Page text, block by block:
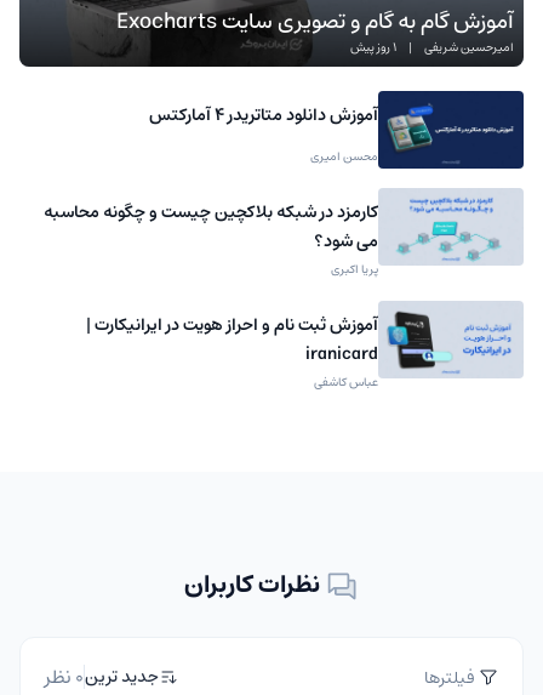
آموزش گام به گام و تصویری سایت Exocharts
امیرحسین شریفی | 1 روز پیش
آموزش دانلود متاتریدر 4 آمارکتس
محسن امیری
کارمزد در شبکه بلاکچین چیست و چگونه محاسبه
می شود؟
پریا اکبری
آموزش ثبت نام و احراز هویت در ایرانیکارت |
iranicard
عباس کاشفی
نظرات کاربران
فیلترها جدید ترین0 نظر